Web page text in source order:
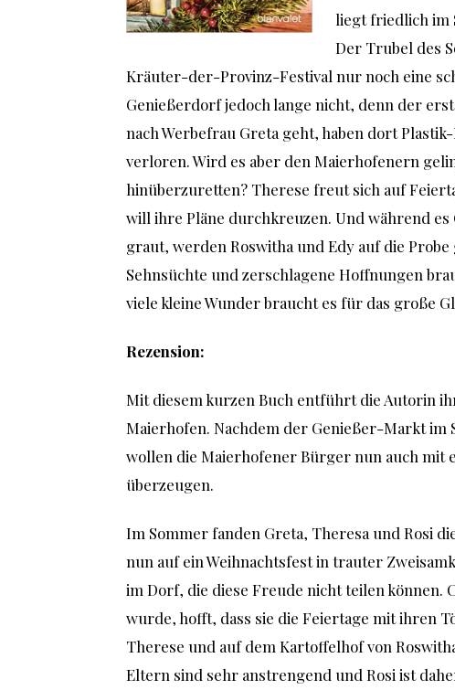
liegt friedlich im
Der Trubel des
Kräuter-der-Provinz-Festival nur noch eine
Genießerdorf jedoch lange nicht, denn der
nach Werbefrau Greta geht, haben dort
verloren. Wird es aber den Maierhofenern
hinüberzuretten? Therese freut sich auf
will ihre Pläne durchkreuzen. Und während
graut, werden Roswitha und Edy auf die
Sehnsüchte und zerschlagene Hoffnungen
viele kleine Wunder braucht es für das große
Rezension:
Mit diesem kurzen Buch entführt die Autorin
Maierhofen. Nachdem der Genießer-Markt
wollen die Maierhofener Bürger nun auch mit
überzeugen.
Im Sommer fanden Greta, Theresa und Rosi
nun auf ein Weihnachtsfest in trauter
im Dorf, die diese Freude nicht teilen können.
wurde, hofft, dass sie die Feiertage mit ihren
Therese und auf dem Kartoffelhof von
Eltern sind sehr anstrengend und Rosi ist